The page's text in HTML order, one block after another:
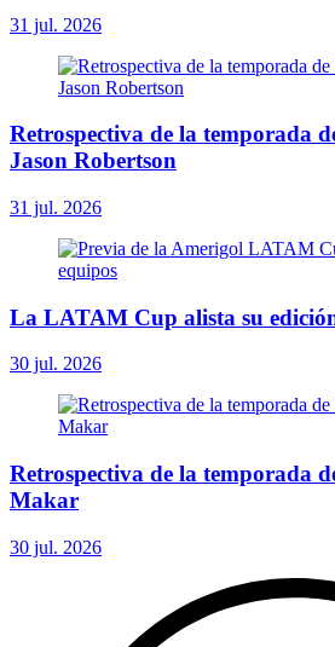
31 jul. 2026
Retrospectiva de la temporada
Jason Robertson
31 jul. 2026
La LATAM Cup alista su
30 jul. 2026
Retrospectiva de la temporada
Makar
30 jul. 2026